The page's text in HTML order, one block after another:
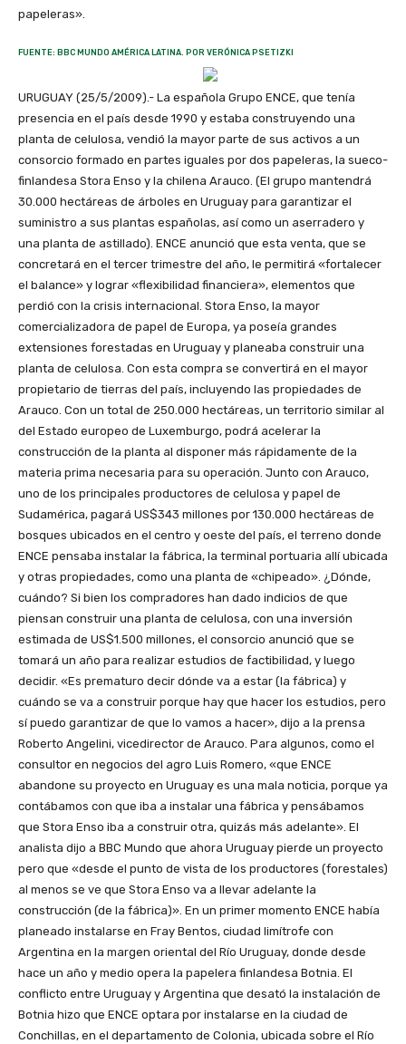
papeleras».
FUENTE: BBC MUNDO AMÉRICA LATINA. POR VERÓNICA PSETIZKI
URUGUAY (25/5/2009).- La española Grupo ENCE, que tenía
presencia en el país desde 1990 y estaba construyendo una
planta de celulosa, vendió la mayor parte de sus activos a un
consorcio formado en partes iguales por dos papeleras, la sueco-
finlandesa Stora Enso y la chilena Arauco. (El grupo mantendrá
30.000 hectáreas de árboles en Uruguay para garantizar el
suministro a sus plantas españolas, así como un aserradero y
una planta de astillado). ENCE anunció que esta venta, que se
concretará en el tercer trimestre del año, le permitirá «fortalecer
el balance» y lograr «flexibilidad financiera», elementos que
perdió con la crisis internacional. Stora Enso, la mayor
comercializadora de papel de Europa, ya poseía grandes
extensiones forestadas en Uruguay y planeaba construir una
planta de celulosa. Con esta compra se convertirá en el mayor
propietario de tierras del país, incluyendo las propiedades de
Arauco. Con un total de 250.000 hectáreas, un territorio similar al
del Estado europeo de Luxemburgo, podrá acelerar la
construcción de la planta al disponer más rápidamente de la
materia prima necesaria para su operación. Junto con Arauco,
uno de los principales productores de celulosa y papel de
Sudamérica, pagará US$343 millones por 130.000 hectáreas de
bosques ubicados en el centro y oeste del país, el terreno donde
ENCE pensaba instalar la fábrica, la terminal portuaria allí ubicada
y otras propiedades, como una planta de «chipeado». ¿Dónde,
cuándo? Si bien los compradores han dado indicios de que
piensan construir una planta de celulosa, con una inversión
estimada de US$1.500 millones, el consorcio anunció que se
tomará un año para realizar estudios de factibilidad, y luego
decidir. «Es prematuro decir dónde va a estar (la fábrica) y
cuándo se va a construir porque hay que hacer los estudios, pero
sí puedo garantizar de que lo vamos a hacer», dijo a la prensa
Roberto Angelini, vicedirector de Arauco. Para algunos, como el
consultor en negocios del agro Luis Romero, «que ENCE
abandone su proyecto en Uruguay es una mala noticia, porque ya
contábamos con que iba a instalar una fábrica y pensábamos
que Stora Enso iba a construir otra, quizás más adelante». El
analista dijo a BBC Mundo que ahora Uruguay pierde un proyecto
pero que «desde el punto de vista de los productores (forestales)
al menos se ve que Stora Enso va a llevar adelante la
construcción (de la fábrica)». En un primer momento ENCE había
planeado instalarse en Fray Bentos, ciudad limítrofe con
Argentina en la margen oriental del Río Uruguay, donde desde
hace un año y medio opera la papelera finlandesa Botnia. El
conflicto entre Uruguay y Argentina que desató la instalación de
Botnia hizo que ENCE optara por instalarse en la ciudad de
Conchillas, en el departamento de Colonia, ubicada sobre el Río